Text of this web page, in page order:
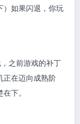
）如果闪退，你玩
之前游戏的补丁
正在迈向成熟阶
下。